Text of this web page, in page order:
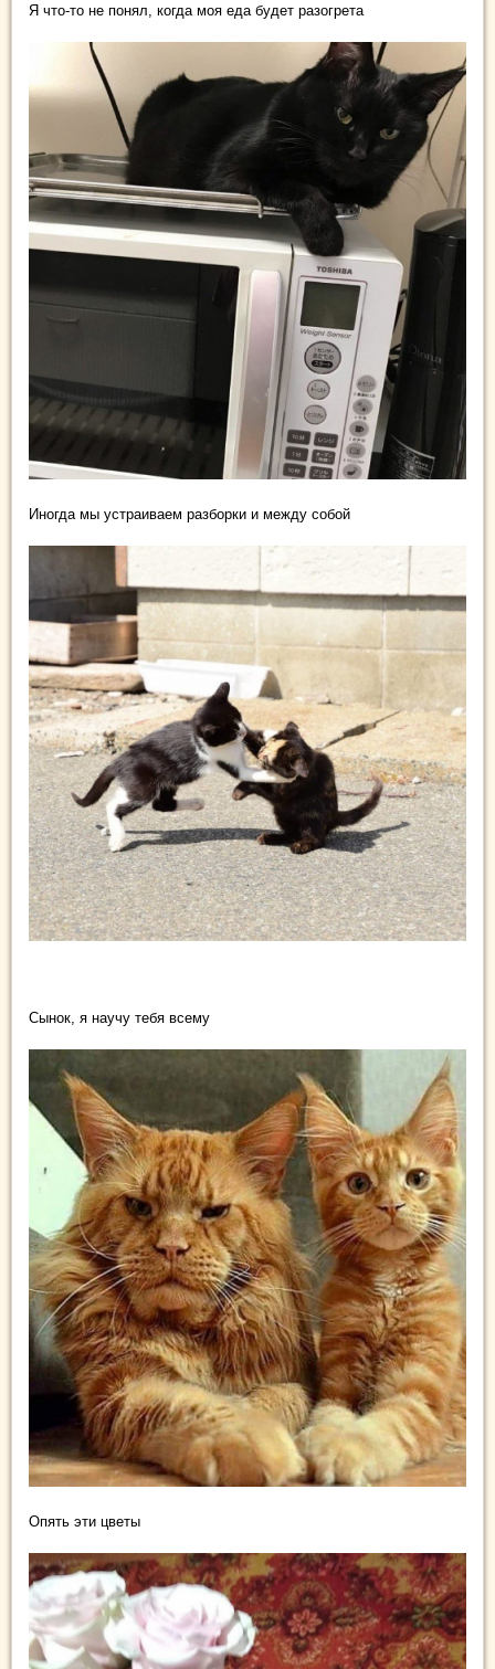
Я что-то не понял, когда моя еда будет разогрета
Иногда мы устраиваем разборки и между собой
Сынок, я научу тебя всему
Опять эти цветы